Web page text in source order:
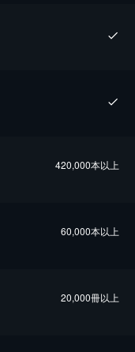
420,000本以上
60,000本以上
20,000冊以上